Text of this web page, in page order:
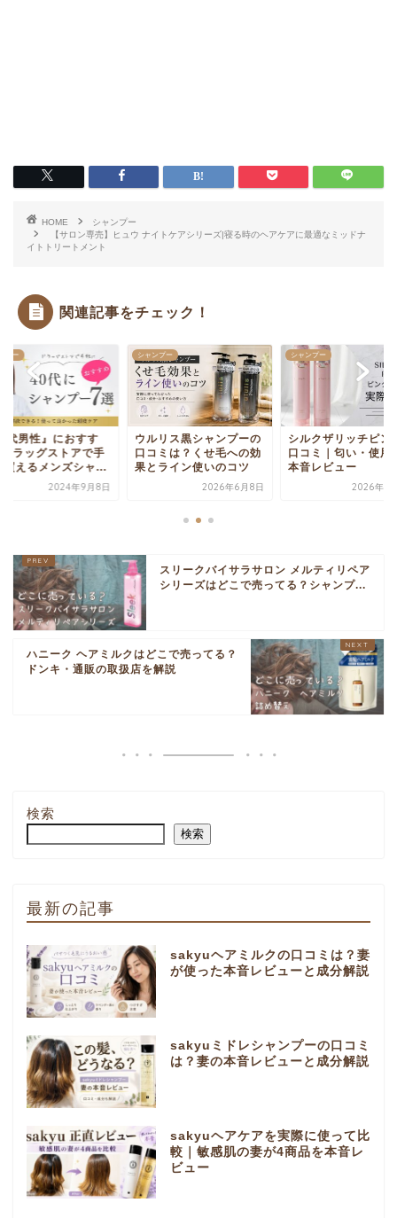
HOME
シャンプー
【サロン専売】ヒュウ ナイトケアシリーズ|寝る時のヘアケアに最適なミッドナ
イトトリートメント
関連記事をチェック！
プー
リス黒シャンプーの
ミは？くせ毛への効
ライン使いのコツ
2026年6月8日
シャンプー
シルクザリッチピンクの
口コミ｜匂い・使用感を
本音レビュー
2026年1月14日
シャンプー
『40代男性』におす
め!!ドラッグストア
軽に買えるメンズシ
2024年9
スリークバイサラサロン メルティリペア
シリーズはどこで売ってる？シャンプ...
ハニーク ヘアミルクはどこで売ってる？
ドンキ・通販の取扱店を解説
検索
検索
最新の記事
sakyuヘアミルクの口コミは？妻
が使った本音レビューと成分解説
sakyuミドレシャンプーの口コミ
は？妻の本音レビューと成分解説
sakyuヘアケアを実際に使って比
較｜敏感肌の妻が4商品を本音レ
ビュー